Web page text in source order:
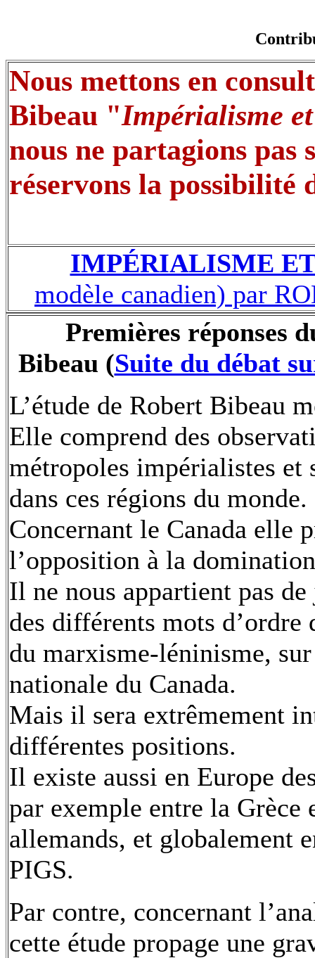
Nous mettons en
Bibeau "Impérialisme
nous ne partagions pas
réservons la possibilité
IMPÉRIALISME
modèle canadien) par
Premières réponses
Bibeau (Suite du débat
L’étude de Robert Bibeau
Elle comprend des
métropoles impérialistes et
dans ces régions du monde.
Concernant le Canada elle
l’opposition à la
Il ne nous appartient pas
des différents mots d’ordre
du marxisme-léninisme,
nationale du Canada.
Mais il sera extrêmement
différentes positions.
Il existe aussi en Europe
par exemple entre la Grèce
allemands, et globalement
PIGS.
Par contre, concernant
cette étude propage une